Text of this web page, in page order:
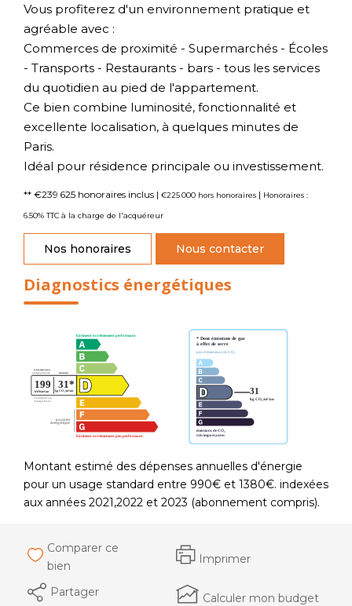
Vous profiterez d'un environnement pratique et
agréable avec :
Commerces de proximité - Supermarchés - Écoles
- Transports - Restaurants - bars - tous les services
du quotidien au pied de l'appartement.
Ce bien combine luminosité, fonctionnalité et
excellente localisation, à quelques minutes de
Paris.
Idéal pour résidence principale ou investissement.
** €239 625 honoraires inclus | €225 000 hors honoraires | Honoraires :
6.50% TTC à la charge de l'acquéreur
Nos honoraires Nous contacter
Diagnostics énergétiques
Montant estimé des dépenses annuelles d'énergie
pour un usage standard entre 990€ et 1380€. indexées
aux années 2021,2022 et 2023 (abonnement compris).
Comparer ce
bien
Imprimer
Partager Calculer mon budget